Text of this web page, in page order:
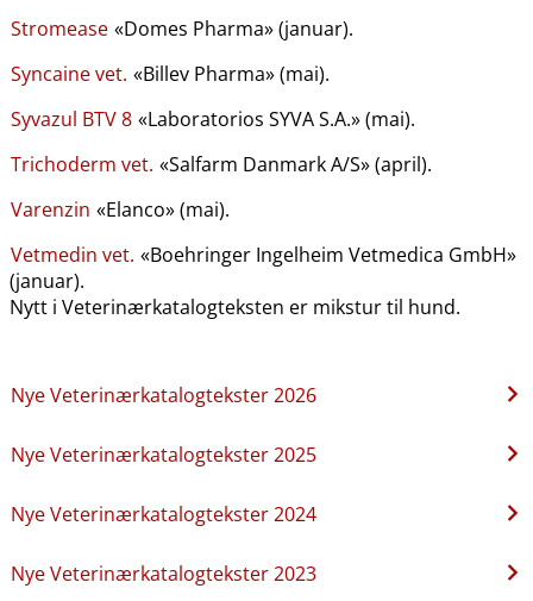
Stromease «Domes Pharma» (januar).
Syncaine vet. «Billev Pharma» (mai).
Syvazul BTV 8 «Laboratorios SYVA S.A.» (mai).
Trichoderm vet. «Salfarm Danmark A​/​S» (april).
Varenzin «Elanco» (mai).
Vetmedin vet. «Boehringer Ingelheim Vetmedica GmbH»
(januar).
Nytt i Veterinærkatalogteksten er mikstur til hund.
Nye Veterinærkatalogtekster 2026
Nye Veterinærkatalogtekster 2025
Nye Veterinærkatalogtekster 2024
Nye Veterinærkatalogtekster 2023